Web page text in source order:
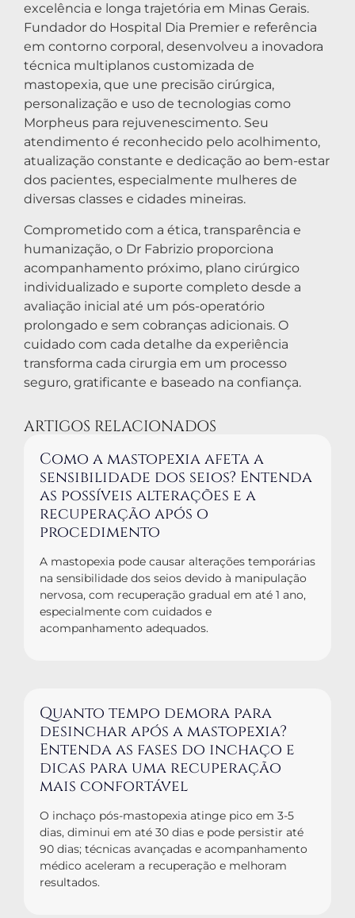
excelência e longa trajetória em Minas Gerais.
Fundador do Hospital Dia Premier e referência
em contorno corporal, desenvolveu a inovadora
técnica multiplanos customizada de
mastopexia, que une precisão cirúrgica,
personalização e uso de tecnologias como
Morpheus para rejuvenescimento. Seu
atendimento é reconhecido pelo acolhimento,
atualização constante e dedicação ao bem-estar
dos pacientes, especialmente mulheres de
diversas classes e cidades mineiras.
Comprometido com a ética, transparência e
humanização, o Dr Fabrizio proporciona
acompanhamento próximo, plano cirúrgico
individualizado e suporte completo desde a
avaliação inicial até um pós-operatório
prolongado e sem cobranças adicionais. O
cuidado com cada detalhe da experiência
transforma cada cirurgia em um processo
seguro, gratificante e baseado na confiança.
ARTIGOS RELACIONADOS
Como a mastopexia afeta a
sensibilidade dos seios? Entenda
as possíveis alterações e a
recuperação após o
procedimento
A mastopexia pode causar alterações temporárias
na sensibilidade dos seios devido à manipulação
nervosa, com recuperação gradual em até 1 ano,
especialmente com cuidados e
acompanhamento adequados.
Quanto tempo demora para
desinchar após a mastopexia?
Entenda as fases do inchaço e
dicas para uma recuperação
mais confortável
O inchaço pós-mastopexia atinge pico em 3-5
dias, diminui em até 30 dias e pode persistir até
90 dias; técnicas avançadas e acompanhamento
médico aceleram a recuperação e melhoram
resultados.